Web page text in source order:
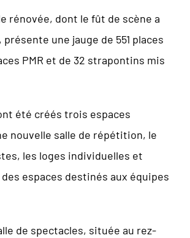
rénovée, dont le fût de scène a
une jauge de 551 places
PMR et de 32 strapontins mis
été créés trois espaces
nouvelle salle de répétition, le
les loges individuelles et
espaces destinés aux équipes
de spectacles, située au rez-